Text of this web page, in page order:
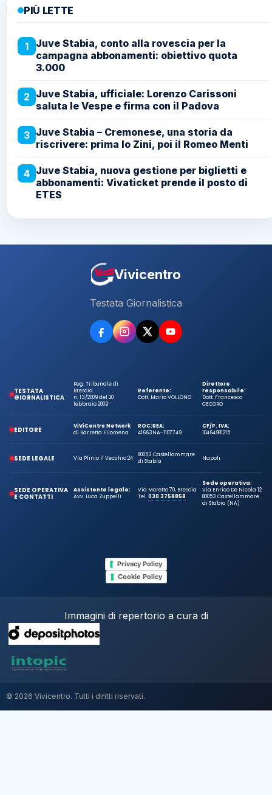
PIÙ LETTE
1
Juve Stabia, conto alla rovescia per la
campagna abbonamenti: obiettivo quota
3.000
2 Juve Stabia, ufficiale: Lorenzo Carissoni
saluta le Vespe e firma con il Padova
3 Juve Stabia – Cremonese, una storia da
riscrivere: prima lo Zini, poi il Romeo Menti
4 Juve Stabia, nuova gestione per biglietti e
abbonamenti: Vivaticket prende il posto di
ETES
Vivicentro
Testata Giornalistica
TESTATA
GIORNALISTICA
Reg. Tribunale di
Brescia
n. 13/2009 del 20
febbraio 2009
Referente:
Dott. Mario VOLLONO
Direttore
responsabile:
Dott. Francesco
CECORO
EDITORE
ViViCentro Network
di Barretta Filomena
ROC:
41663
REA:
NA-1107749
CF/P. IVA:
10464981215
SEDE LEGALE Via Plinio Il Vecchio 24
80053 Castellammare
di Stabia
Napoli
SEDE OPERATIVA
E CONTATTI
Assistente legale:
Avv. Luca Zuppelli
Via Moretto 70, Brescia
Tel.030 3758858
Sede operativa:
Via Enrico De Nicola 12
80053 Castellammare
di Stabia (NA)
Privacy Policy
Cookie Policy
Immagini di repertorio a cura di
© 2026 Vivicentro. Tutti i diritti riservati.